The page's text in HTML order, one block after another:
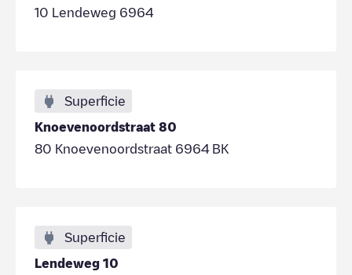
10 Lendeweg 6964
Superficie
Knoevenoordstraat 80
80 Knoevenoordstraat 6964 BK
Superficie
Lendeweg 10